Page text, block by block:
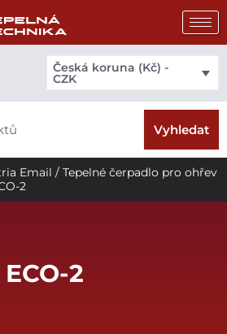
Česká koruna (Kč) -
CZK
Vyhledat
Email / Tepelné čerpadlo pro ohřev
2
2